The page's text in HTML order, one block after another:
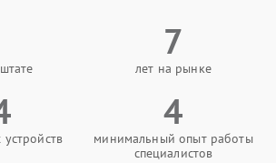
7
лет на рынке
4
минимальный опыт работы
специалистов